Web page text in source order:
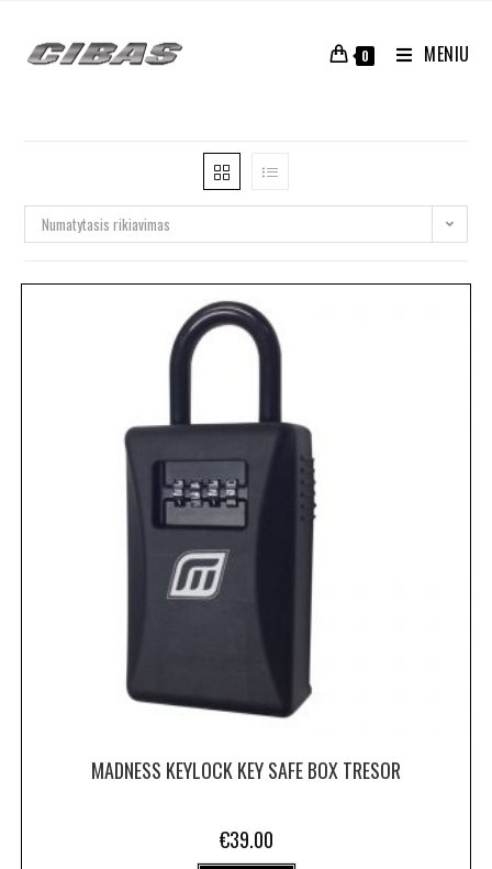
0 MENIU
Numatytasis rikiavimas
MADNESS KEYLOCK KEY SAFE BOX TRESOR
€39.00